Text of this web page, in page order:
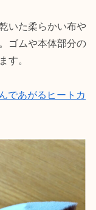
いた柔らかい布や
ゴムや本体部分の
す。
であがるヒートカ